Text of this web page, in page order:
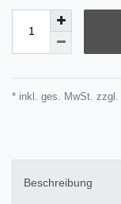
* inkl. ges. MwSt. zzgl.
Beschreibung